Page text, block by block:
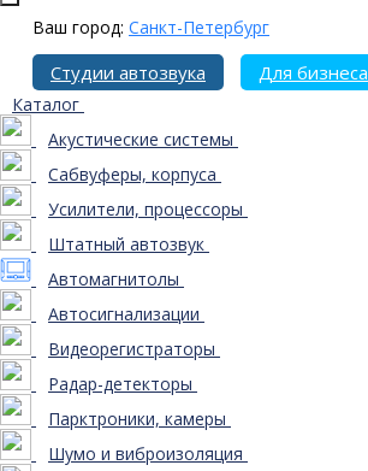
Ваш город: Санкт-Петербург
Студии автозвука Для бизнеса
Каталог
Акустические системы
Сабвуферы, корпуса
Усилители, процессоры
Штатный автозвук
Автомагнитолы
Автосигнализации
Видеорегистраторы
Радар-детекторы
Парктроники, камеры
Шумо и виброизоляция